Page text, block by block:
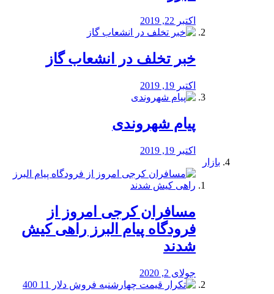
اکتبر 22, 2019
خبر تخلف در انشعاب گاز
اکتبر 19, 2019
پیام شهروندی
اکتبر 19, 2019
بازار
مسافران کرجی امروز از
فرودگاه پیام البرز راهی کیش
شدند
جولای 2, 2020